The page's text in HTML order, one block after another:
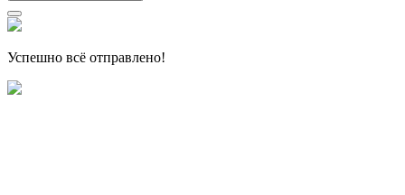
Успешно всё отправлено!